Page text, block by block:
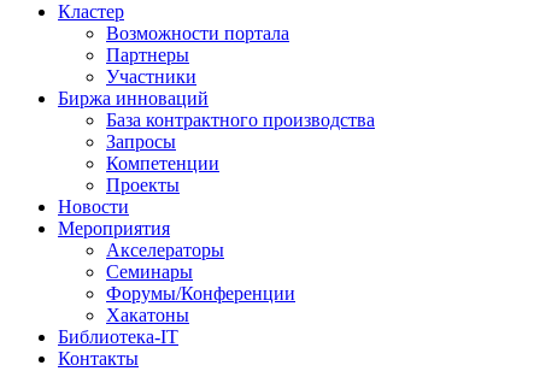
Кластер
Возможности портала
Партнеры
Участники
Биржа инноваций
База контрактного производства
Запросы
Компетенции
Проекты
Новости
Мероприятия
Акселераторы
Семинары
Форумы/Конференции
Хакатоны
Библиотека-IT
Контакты